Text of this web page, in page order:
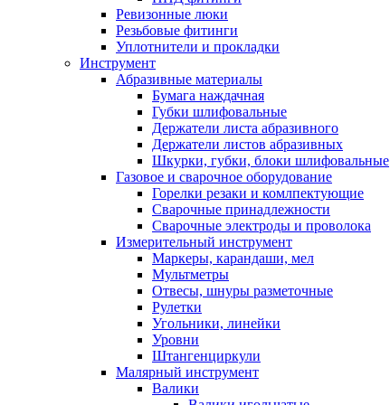
Ревизонные люки
Резьбовые фитинги
Уплотнители и прокладки
Инструмент
Абразивные материалы
Бумага наждачная
Губки шлифовальные
Держатели листа абразивного
Держатели листов абразивных
Шкурки, губки, блоки шлифовальные
Газовое и сварочное оборудование
Горелки резаки и комлпектующие
Сварочные принадлежности
Сварочные электроды и проволока
Измерительный инструмент
Маркеры, карандаши, мел
Мультметры
Отвесы, шнуры разметочные
Рулетки
Угольники, линейки
Уровни
Штангенциркули
Малярный инструмент
Валики